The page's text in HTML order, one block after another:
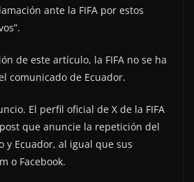
ante la FIFA por estos
de este artículo, la FIFA no se ha
comunicado de Ecuador.
El perfil oficial de X de la FIFA
que anuncie la repetición del
y Ecuador, al igual que sus
o Facebook.